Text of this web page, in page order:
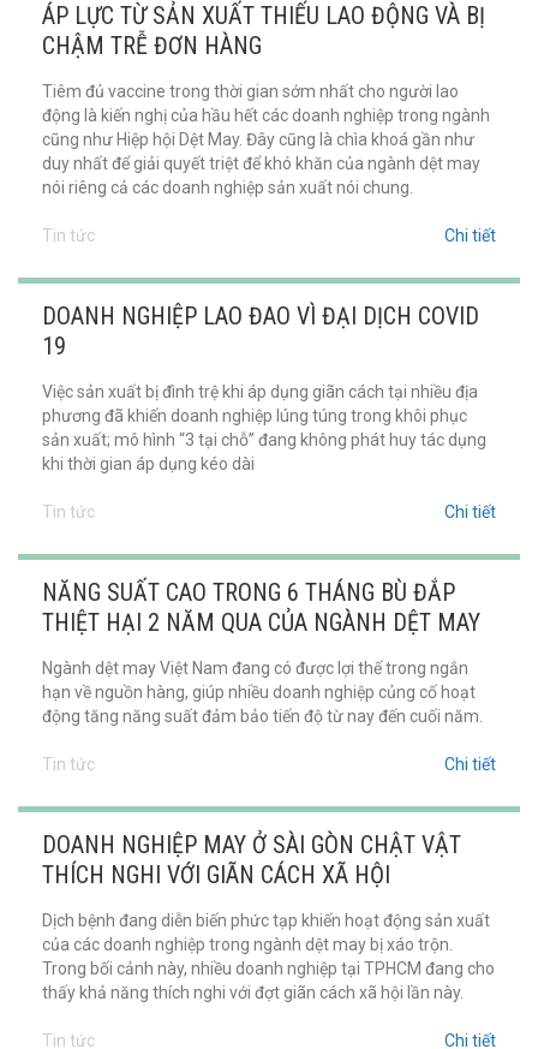
ÁP LỰC TỪ SẢN XUẤT THIẾU LAO ĐỘNG VÀ BỊ
CHẬM TRỄ ĐƠN HÀNG
Tiêm đủ vaccine trong thời gian sớm nhất cho người lao
động là kiến nghị của hầu hết các doanh nghiệp trong ngành
cũng như Hiệp hội Dệt May. Đây cũng là chìa khoá gần như
duy nhất để giải quyết triệt để khó khăn của ngành dệt may
nói riêng cả các doanh nghiệp sản xuất nói chung.
Tin tức Chi tiết
DOANH NGHIỆP LAO ĐAO VÌ ĐẠI DỊCH COVID
19
Việc sản xuất bị đình trệ khi áp dụng giãn cách tại nhiều địa
phương đã khiến doanh nghiệp lúng túng trong khôi phục
sản xuất; mô hình “3 tại chỗ” đang không phát huy tác dụng
khi thời gian áp dụng kéo dài
Tin tức Chi tiết
NĂNG SUẤT CAO TRONG 6 THÁNG BÙ ĐẮP
THIỆT HẠI 2 NĂM QUA CỦA NGÀNH DỆT MAY
Ngành dệt may Việt Nam đang có được lợi thế trong ngắn
hạn về nguồn hàng, giúp nhiều doanh nghiệp củng cố hoạt
động tăng năng suất đảm bảo tiến độ từ nay đến cuối năm.
Tin tức Chi tiết
DOANH NGHIỆP MAY Ở SÀI GÒN CHẬT VẬT
THÍCH NGHI VỚI GIÃN CÁCH XÃ HỘI
Dịch bệnh đang diễn biến phức tạp khiến hoạt động sản xuất
của các doanh nghiệp trong ngành dệt may bị xáo trộn.
Trong bối cảnh này, nhiều doanh nghiệp tại TPHCM đang cho
thấy khả năng thích nghi với đợt giãn cách xã hội lần này.
Tin tức Chi tiết